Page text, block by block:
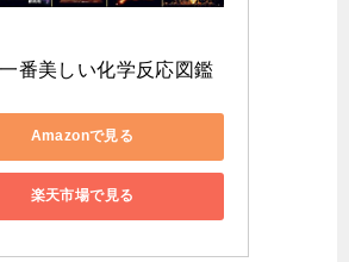
番美しい化学反応図鑑
Amazonで見る
楽天市場で見る